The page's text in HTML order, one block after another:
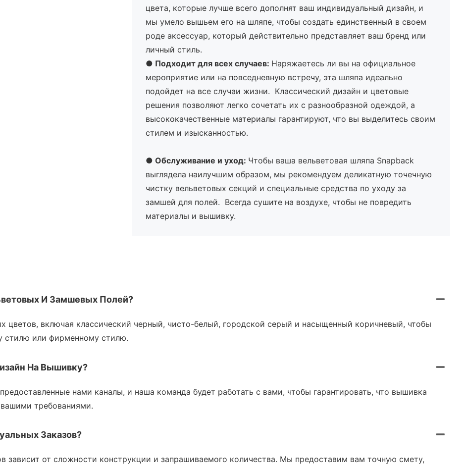
цвета, которые лучше всего дополнят ваш индивидуальный дизайн, и
мы умело вышьем его на шляпе, чтобы создать единственный в своем
роде аксессуар, который действительно представляет ваш бренд или
личный стиль.
● Подходит для всех случаев: Наряжаетесь ли вы на официальное
мероприятие или на повседневную встречу, эта шляпа идеально
подойдет на все случаи жизни. Классический дизайн и цветовые
решения позволяют легко сочетать их с разнообразной одеждой, а
высококачественные материалы гарантируют, что вы выделитесь своим
стилем и изысканностью.
● Обслуживание и уход: Чтобы ваша вельветовая шляпа Snapback
выглядела наилучшим образом, мы рекомендуем деликатную точечную
чистку вельветовых секций и специальные средства по уходу за
замшей для полей. Всегда сушите на воздухе, чтобы не повредить
материалы и вышивку.
И Замшевых Полей?
цветов, включая классический черный, чисто-белый, городской серый и насыщенный коричневый, чтобы
стилю или фирменному стилю.
На Вышивку?
нами каналы, и наша команда будет работать с вами, чтобы гарантировать, что вышивка
требованиями.
Заказов?
зависит от сложности конструкции и запрашиваемого количества. Мы предоставим вам точную смету,